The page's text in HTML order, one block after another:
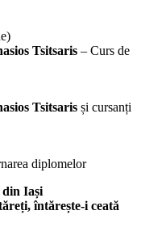
Tsitsaris – Curs de
Tsitsaris și cursanți
diplomelor
din Iași
întărește-i ceată